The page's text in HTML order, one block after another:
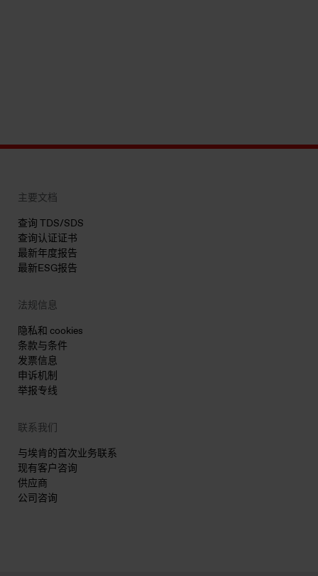
主要文档
查询 TDS/SDS
查询认证证书
最新年度报告
最新ESG报告
法规信息
隐私和 cookies
条款与条件
发票信息
申诉机制
举报专线
联系我们
与埃肯的首次业务联系
现有客户咨询
供应商
公司咨询